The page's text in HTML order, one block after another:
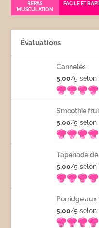
REPAS
MUSCULATION
FACILE ET
Évaluations
Cannelés
5,00/5
Smoothie
5,00/5
Tapenade
5,00/5
5,00/5